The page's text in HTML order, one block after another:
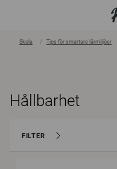
Skola Tips för smartare lärmiljöer
Hållbarhet
FILTER